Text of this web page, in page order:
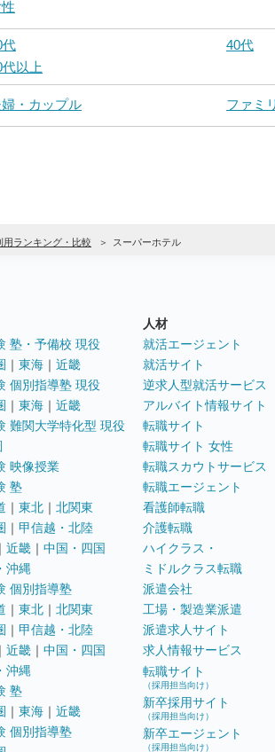
代
40代
代以上
婦・カップル ファミ
用ランキング・比較 スーパーホテル
塾・予備校 現役
｜ 東海 ｜ 近畿
個別指導塾 現役
｜ 東海 ｜ 近畿
難関大学特化型 現役
映像授業
塾
｜ 東北 ｜ 北関東
｜ 甲信越・北陸
｜ 近畿 ｜ 中国・四国
沖縄
個別指導塾
｜ 東北 ｜ 北関東
｜ 甲信越・北陸
｜ 近畿 ｜ 中国・四国
沖縄
塾
｜ 東海 ｜ 近畿
個別指導塾
人材
就活エージェント
就活サイト
逆求人型就活サービス
アルバイト情報サイト
転職サイト
転職サイト 女性
転職スカウトサービス
転職エージェント
看護師転職
介護転職
ハイクラス・
ミドルクラス転職
派遣会社
工場・製造業派遣
派遣求人サイト
求人情報サービス
転職サイト
（採用担当向け）
新卒採用サイト
（採用担当向け）
新卒エージェント
（採用担当向け）